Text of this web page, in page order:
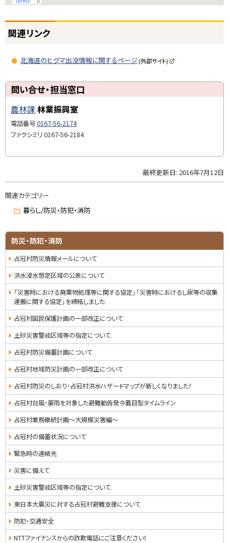
ッ
る
関連リンク
北海道のヒグマ出没情報に関するページ(外部サイト)
規
ッ
プ
に
戻
問い合せ・担当窓口
農林課 林業振興室
電話番号0167-56-2174
ファクシミリ 0167-56-2184
ッ
プ
る
最終更新日: 2016年7月12日
関連カテゴリー
暮らし/防災・防犯・消防
防災・防犯・消防
占冠村防災情報メールについて
洪水浸水想定区域の公表について
「災害時における廃棄物処理等に関する協定」「災害時におけるし尿等の収集
運搬に関する協定」を締結しました
占冠村国民保護計画の一部改正について
土砂災害警戒区域等の指定について
占冠村防災備蓄計画について
占冠村地域防災計画の一部改正について
占冠村防災のしおり・占冠村洪水ハザードマップが新しくなりました！
占冠村台風・豪雨を対象した避難勧告発令着目型タイムライン
占冠村業務継続計画～大規模災害編～
占冠村の備蓄状況について
緊急時の連絡先
災害に備えて
土砂災害警戒区域等の指定について
東日本大震災に対する占冠村避難支援について
防犯・交通安全
NTTファイナンスからの詐欺電話にご注意ください！